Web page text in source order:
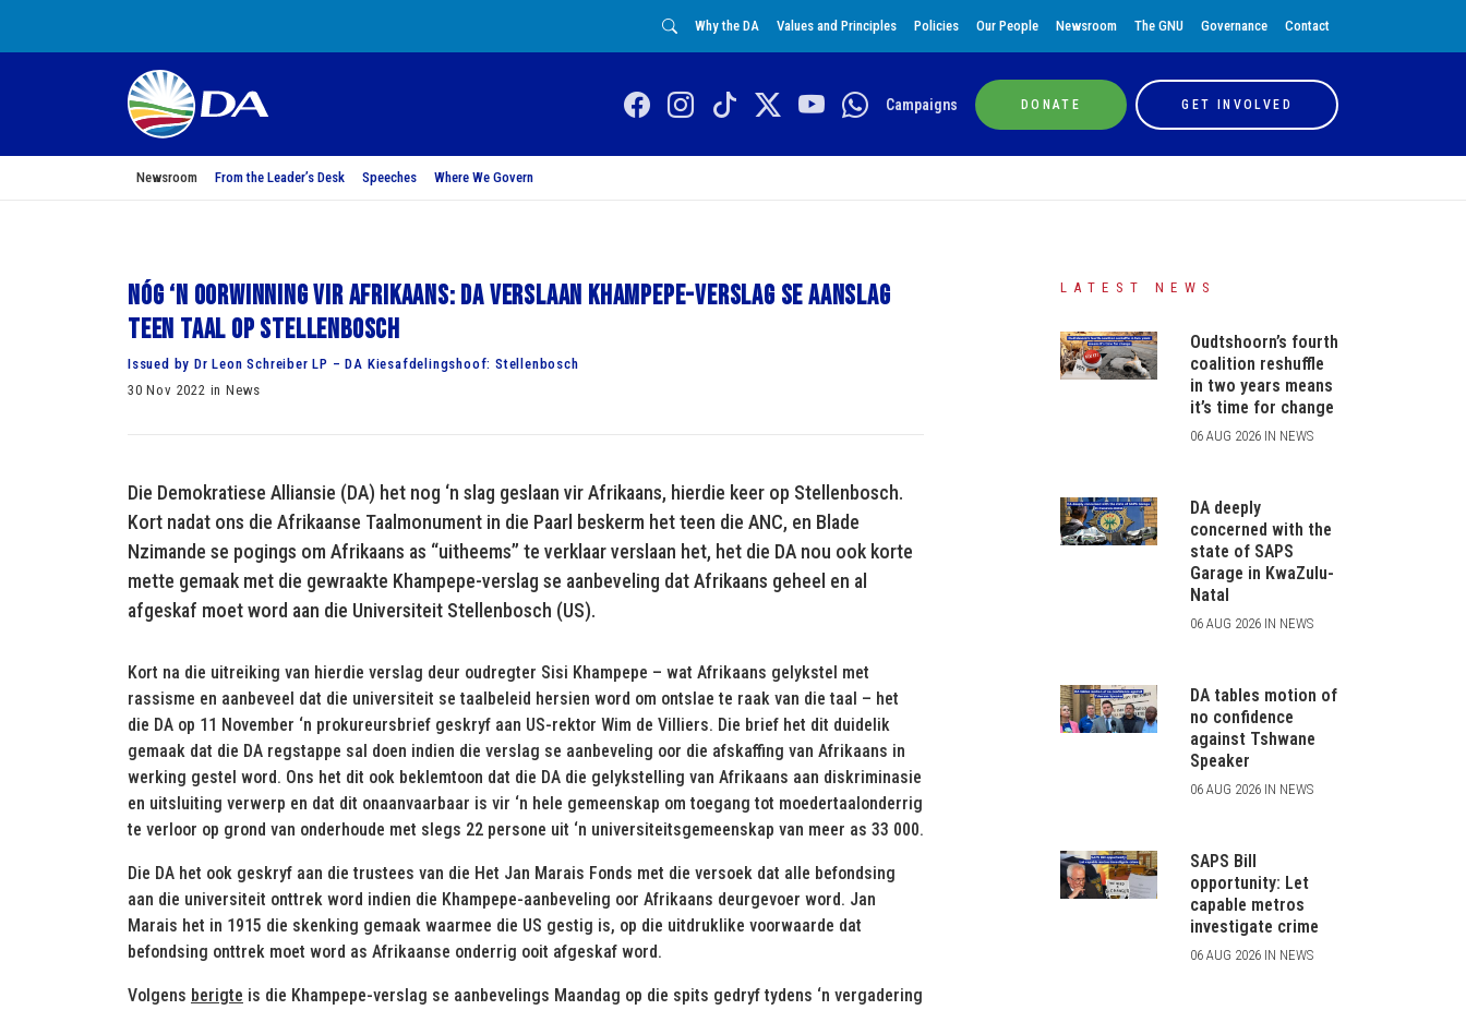
Why the DA Values and Principles Policies Our People Newsroom The GNU Governance Contact
Campaigns DONATE GET INVOLVED
Newsroom From the Leader’s Desk Speeches Where We Govern
Nóg ‘n oorwinning vir Afrikaans: DA verslaan Khampepe-verslag se aanslag
teen taal op Stellenbosch
Issued by Dr Leon Schreiber LP – DA Kiesafdelingshoof: Stellenbosch
30 Nov 2022 in News
Die Demokratiese Alliansie (DA) het nog ‘n slag geslaan vir Afrikaans, hierdie keer op Stellenbosch.
Kort nadat ons die Afrikaanse Taalmonument in die Paarl beskerm het teen die ANC, en Blade
Nzimande se pogings om Afrikaans as “uitheems” te verklaar verslaan het, het die DA nou ook korte
mette gemaak met die gewraakte Khampepe-verslag se aanbeveling dat Afrikaans geheel en al
afgeskaf moet word aan die Universiteit Stellenbosch (US).
Kort na die uitreiking van hierdie verslag deur oudregter Sisi Khampepe – wat Afrikaans gelykstel met
rassisme en aanbeveel dat die universiteit se taalbeleid hersien word om ontslae te raak van die taal – het
die DA op 11 November ‘n prokureursbrief geskryf aan US-rektor Wim de Villiers. Die brief het dit duidelik
gemaak dat die DA regstappe sal doen indien die verslag se aanbeveling oor die afskaffing van Afrikaans in
werking gestel word. Ons het dit ook beklemtoon dat die DA die gelykstelling van Afrikaans aan diskriminasie
en uitsluiting verwerp en dat dit onaanvaarbaar is vir ‘n hele gemeenskap om toegang tot moedertaalonderrig
te verloor op grond van onderhoude met slegs 22 persone uit ‘n universiteitsgemeenskap van meer as 33 000.
Die DA het ook geskryf aan die trustees van die Het Jan Marais Fonds met die versoek dat alle befondsing
aan die universiteit onttrek word indien die Khampepe-aanbeveling oor Afrikaans deurgevoer word. Jan
Marais het in 1915 die skenking gemaak waarmee die US gestig is, op die uitdruklike voorwaarde dat
befondsing onttrek moet word as Afrikaanse onderrig ooit afgeskaf word.
Volgens berigte is die Khampepe-verslag se aanbevelings Maandag op die spits gedryf tydens ‘n vergadering
LATEST NEWS
Oudtshoorn’s fourth
coalition reshuffle
in two years means
it’s time for change
06 AUG 2026 IN NEWS
DA deeply
concerned with the
state of SAPS
Garage in KwaZulu-
Natal
06 AUG 2026 IN NEWS
DA tables motion of
no confidence
against Tshwane
Speaker
06 AUG 2026 IN NEWS
SAPS Bill
opportunity: Let
capable metros
investigate crime
06 AUG 2026 IN NEWS